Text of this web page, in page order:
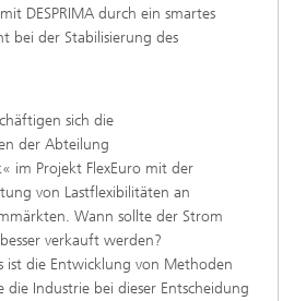
DESPRIMA durch ein smartes
bei der Stabilisierung des
sich die
der Abteilung
im Projekt FlexEuro mit der
von Lastflexibilitäten an
Wann sollte der Strom
verkauft werden?
ist die Entwicklung von Methoden
Industrie bei dieser Entscheidung